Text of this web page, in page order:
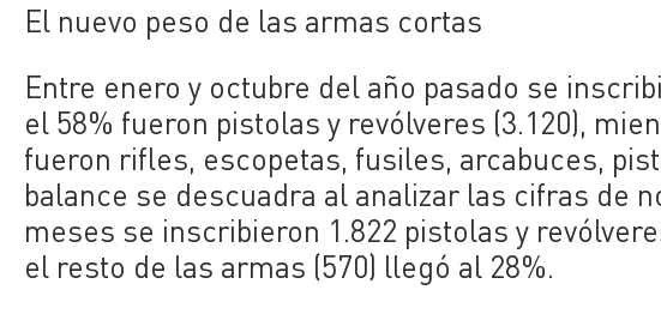
El nuevo peso de las armas cortas
Entre enero y octubre del año pasado se
el 58% fueron pistolas y revólveres (3.120),
fueron rifles, escopetas, fusiles, arcabuces,
balance se descuadra al analizar las cifras de
meses se inscribieron 1.822 pistolas y
el resto de las armas (570) llegó al 28%.